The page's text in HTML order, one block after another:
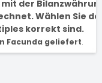
der
Wählen Sie
korrekt sind.
Facunda geliefert.